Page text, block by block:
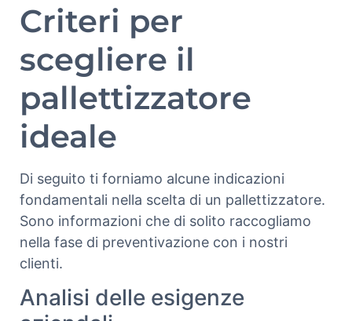
Criteri per
scegliere il
pallettizzatore
ideale
Di seguito ti forniamo alcune indicazioni
fondamentali nella scelta di un pallettizzatore.
Sono informazioni che di solito raccogliamo
nella fase di preventivazione con i nostri
clienti.
Analisi delle esigenze